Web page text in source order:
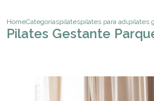
HomeCategoriaspilatespilates para adultos
pilates
Pilates Gestante